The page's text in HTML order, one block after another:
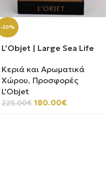
-20%
L’Objet | Large Sea Life
Κεριά και Αρωματικά
Χώρου, Προσφορές
L'Objet
225.00€ 180.00€